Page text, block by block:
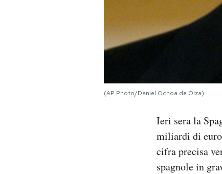
(AP Photo/Daniel Ochoa de Olza)
Ieri sera la
miliardi di
cifra precisa
spagnole in